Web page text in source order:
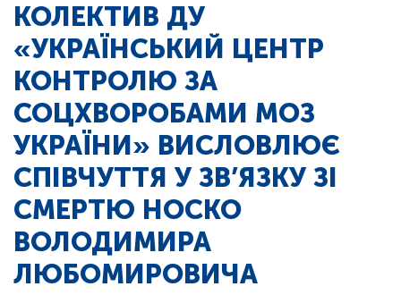
КОЛЕКТИВ ДУ
«УКРАЇНСЬКИЙ ЦЕНТР
КОНТРОЛЮ ЗА
СОЦХВОРОБАМИ МОЗ
УКРАЇНИ» ВИСЛОВЛЮЄ
СПІВЧУТТЯ У ЗВ’ЯЗКУ ЗІ
СМЕРТЮ НОСКО
ВОЛОДИМИРА
ЛЮБОМИРОВИЧА